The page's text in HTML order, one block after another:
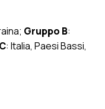
Gruppo B:
: Italia, Paesi Bassi,